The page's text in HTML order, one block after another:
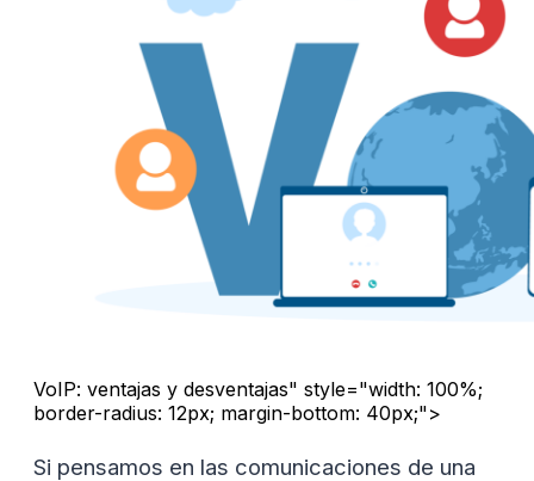
VoIP: ventajas y desventajas" style="width: 100%;
border-radius: 12px; margin-bottom: 40px;">
Si pensamos en las comunicaciones de una